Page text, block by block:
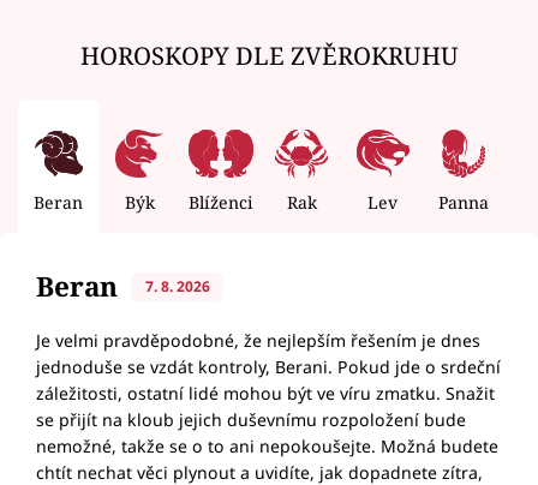
HOROSKOPY DLE ZVĚROKRUHU
Beran Býk Blíženci Rak Lev Panna
Beran 7. 8. 2026
Je velmi pravděpodobné, že nejlepším řešením je dnes
jednoduše se vzdát kontroly, Berani. Pokud jde o srdeční
záležitosti, ostatní lidé mohou být ve víru zmatku. Snažit
se přijít na kloub jejich duševnímu rozpoložení bude
nemožné, takže se o to ani nepokoušejte. Možná budete
chtít nechat věci plynout a uvidíte, jak dopadnete zítra,